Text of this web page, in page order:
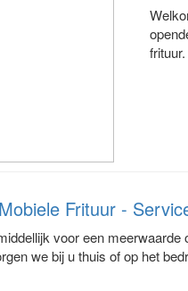
frituur.
Frituur -
voor een
we bij u thuis of op het